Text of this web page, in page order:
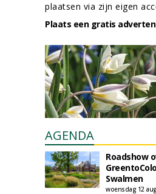
plaatsen via zijn eigen
Plaats een gratis
AGENDA
Roadshow
Swalmen
woensdag 12